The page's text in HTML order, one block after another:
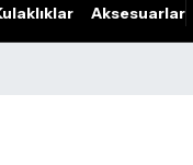
Aksesuarlar